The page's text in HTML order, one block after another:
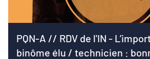
PQN-A // RDV de l'IN -
binôme élu / technicien :